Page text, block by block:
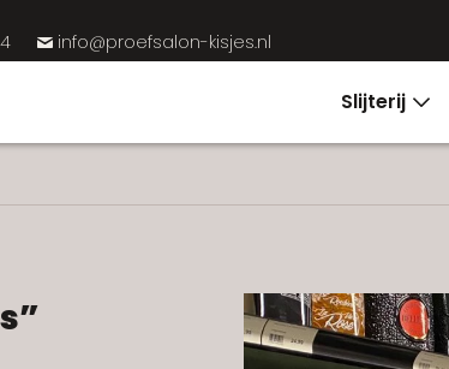
% info@proefsalon-kisjes.nl
Slijterij